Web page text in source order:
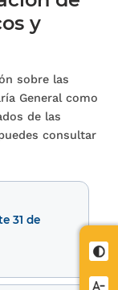
y
sobre las
General como
de las
consultar
31 de